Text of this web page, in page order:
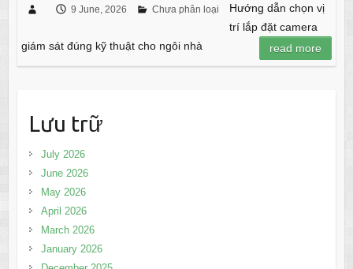
9 June, 2026 Chưa phân loại
Hướng dẫn chọn vị
trí lắp đặt camera
giám sát đúng kỹ thuật cho ngôi nhà
read more
Lưu trữ
July 2026
June 2026
May 2026
April 2026
March 2026
January 2026